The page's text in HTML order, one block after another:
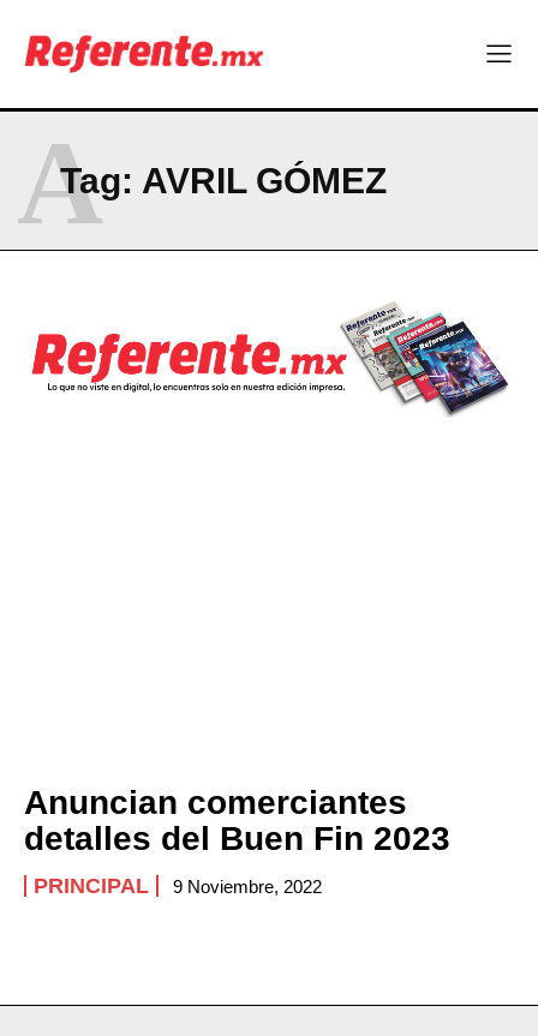
profesionistas chihuahuenses
El proyecto que cambió al mundo sin proponérselo: cómo
Más escuelas renovadas: fortalecen espacios para el regreso
¿Y si el futuro industrial de Chihuahua estuviera en el aire?
Los 40 ya no son la mitad de la vida: son el nuevo punto de
partida
ABOUT
Tag: AVRIL GÓMEZ
A
Anuncian comerciantes
detalles del Buen Fin 2023
PRINCIPAL 9 Noviembre, 2022